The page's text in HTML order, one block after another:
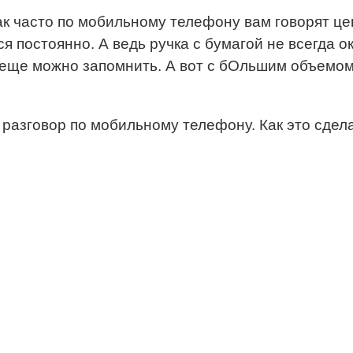
часто по мобильному телефону вам говорят
постоянно. А ведь ручка с бумагой не всегда
можно запомнить. А вот с бОльшим
по мобильному телефону. Как это